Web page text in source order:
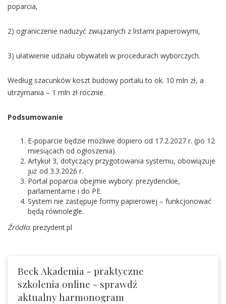
poparcia,
2) ograniczenie nadużyć związanych z listami papierowymi,
3) ułatwienie udziału obywateli w procedurach wyborczych.
Według szacunków koszt budowy portalu to ok. 10 mln zł, a
utrzymania – 1 mln zł rocznie.
Podsumowanie
E‑poparcie będzie możliwe dopiero od 17.2.2027 r. (po 12
miesiącach od ogłoszenia).
Artykuł 3, dotyczący przygotowania systemu, obowiązuje
już od 3.3.2026 r.
Portal poparcia obejmie wybory: prezydenckie,
parlamentarne i do PE.
System nie zastępuje formy papierowej – funkcjonować
będą równolegle.
Źródło: prezydent.pl
Beck Akademia - praktyczne
szkolenia online - sprawdź
aktualny harmonogram